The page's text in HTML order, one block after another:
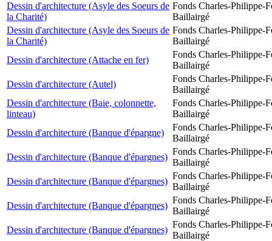
Dessin d'architecture (Asyle des Soeurs de
la Charité)
Fonds Charles-Philippe-
Baillairgé
Dessin d'architecture (Asyle des Soeurs de
la Charité)
Fonds Charles-Philippe-
Baillairgé
Dessin d'architecture (Attache en fer)
Fonds Charles-Philippe-
Baillairgé
Dessin d'architecture (Autel)
Fonds Charles-Philippe-
Baillairgé
Dessin d'architecture (Baie, colonnette,
linteau)
Fonds Charles-Philippe-
Baillairgé
Dessin d'architecture (Banque d'épargne)
Fonds Charles-Philippe-
Baillairgé
Dessin d'architecture (Banque d'épargnes)
Fonds Charles-Philippe-
Baillairgé
Dessin d'architecture (Banque d'épargnes)
Fonds Charles-Philippe-
Baillairgé
Dessin d'architecture (Banque d'épargnes)
Fonds Charles-Philippe-
Baillairgé
Dessin d'architecture (Banque d'épargnes)
Fonds Charles-Philippe-
Baillairgé